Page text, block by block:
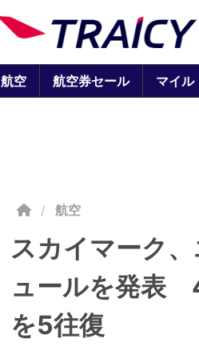
航空 航空券セール マイル
/ 航空
スカイマーク
ュールを発表
を5往復